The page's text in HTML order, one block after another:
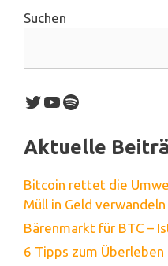
Suchen
Twitter
YouTube
Spotify
Aktuelle
Bitcoin rettet die
Müll in Geld verwandeln
Bärenmarkt für BTC –
6 Tipps zum